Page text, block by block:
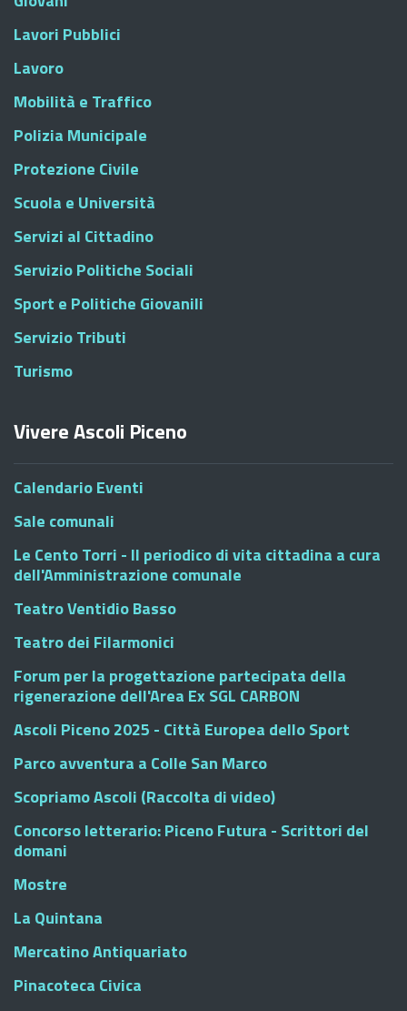
Lavori Pubblici
Lavoro
Mobilità e Traffico
Polizia Municipale
Protezione Civile
Scuola e Università
Servizi al Cittadino
Servizio Politiche Sociali
Sport e Politiche Giovanili
Servizio Tributi
Turismo
Vivere Ascoli Piceno
Calendario Eventi
Sale comunali
Le Cento Torri - Il periodico di vita cittadina a cura
dell'Amministrazione comunale
Teatro Ventidio Basso
Teatro dei Filarmonici
Forum per la progettazione partecipata della
rigenerazione dell'Area Ex SGL CARBON
Ascoli Piceno 2025 - Città Europea dello Sport
Parco avventura a Colle San Marco
Scopriamo Ascoli (Raccolta di video)
Concorso letterario: Piceno Futura - Scrittori del
domani
Mostre
La Quintana
Mercatino Antiquariato
Pinacoteca Civica